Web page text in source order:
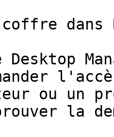
dans
Desktop
ou un
la